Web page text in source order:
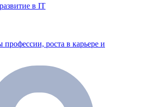
в IT
роста в карьере и